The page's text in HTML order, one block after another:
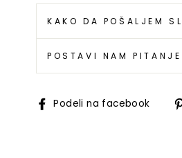
KAKO DA POŠALJEM
POSTAVI NAM PITANJE
Podeli na facebook